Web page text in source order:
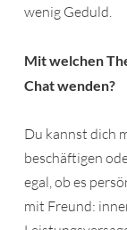
wenig Geduld.
Mit welchen
Chat wenden?
Du kannst dich
beschäftigen
egal, ob es
mit Freund: